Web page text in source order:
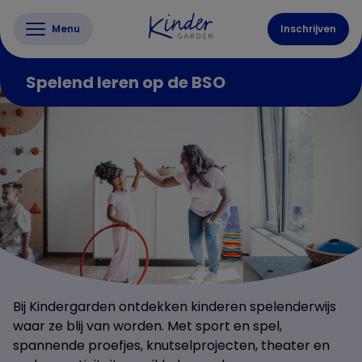
Menu Inschrijven
Spelend leren op de BSO
Bij Kindergarden ontdekken kinderen spelenderwijs
waar ze blij van worden. Met sport en spel,
spannende proefjes, knutselprojecten, theater en